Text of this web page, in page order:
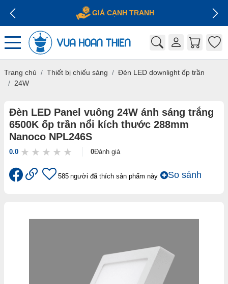
GIÁ CẠNH TRANH
Trang chủ Thiết bị chiếu sáng
Đèn LED downlight ốp trần
24W
Đèn LED Panel vuông 24W ánh sáng trắng
6500K ốp trần nổi kích thước 288mm
Nanoco NPL246S
0.0 0Đánh giá
585 người đã thích sản phẩm này So sánh